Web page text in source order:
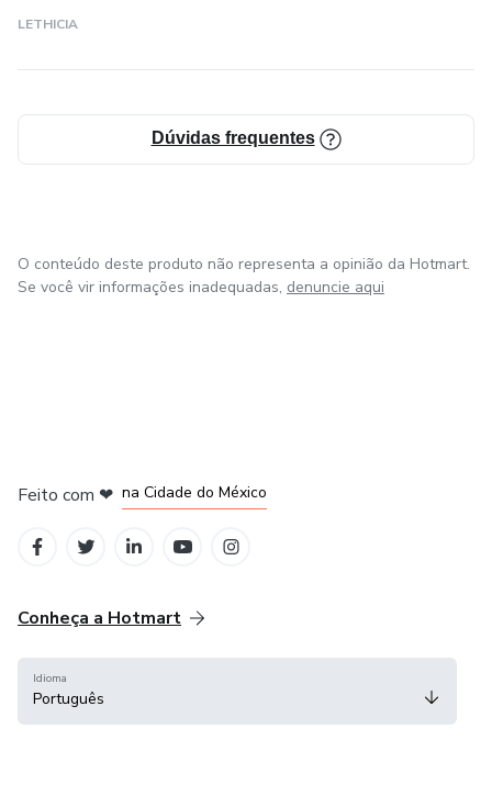
LETHICIA
Dúvidas frequentes
O conteúdo deste produto não representa a opinião da Hotmart.
Se você vir informações inadequadas, denuncie aqui
Feito com ❤ na Cidade do México
Conheça a Hotmart
Idioma
Português